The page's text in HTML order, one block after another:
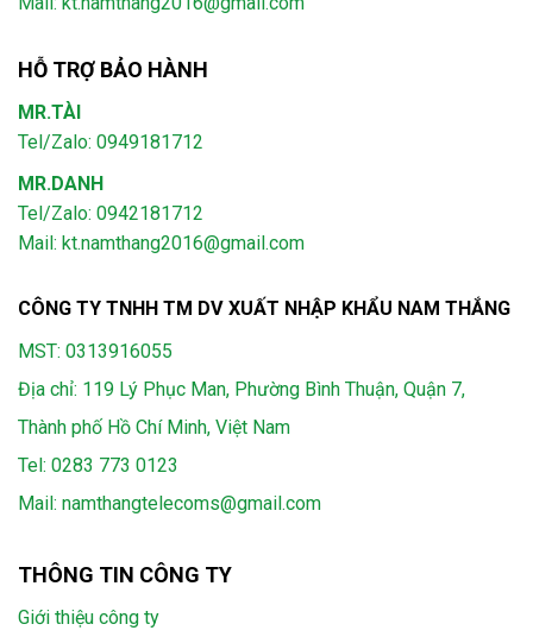
HỖ TRỢ BẢO HÀNH
MR.TÀI
Tel/Zalo: 0949181712
MR.DANH
Tel/Zalo: 0942181712
Mail: kt.namthang2016@gmail.com
CÔNG TY TNHH TM DV XUẤT NHẬP KHẨU NAM THẮNG
MST: 0313916055
Địa chỉ: 119 Lý Phục Man, Phường Bình Thuận, Quận 7,
Thành phố Hồ Chí Minh, Việt Nam
Tel: 0283 773 0123
Mail: namthangtelecoms@gmail.com
THÔNG TIN CÔNG TY
Giới thiệu công ty